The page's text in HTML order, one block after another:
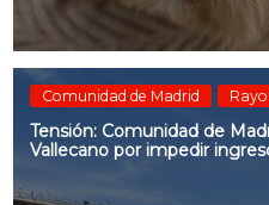
Comunidad de Madrid
Tensión: Comunidad de
Vallecano por impedir